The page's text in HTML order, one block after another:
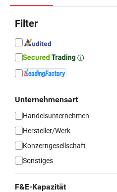
Filter
Unternehmensart
Handelsunternehmen
Hersteller/Werk
Konzerngesellschaft
Sonstiges
F&E-Kapazität